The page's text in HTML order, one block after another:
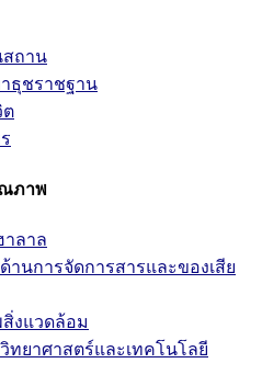
ถาน
ธุชราชฐาน
ภาพ
าลาล
านการจัดการสารและของเสีย
งแวดล้อม
ทยาศาสตร์และเทคโนโลยี